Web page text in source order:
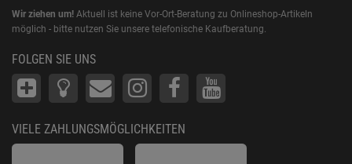
Wir ziehen um! Aktuell ist keine Vor-Ort-Beratung zu Onlineshop-Artikeln
möglich - bitte nutzen Sie unsere telefonische Kaufberatung.
FOLGEN SIE UNS
VIELE ZAHLUNGSMÖGLICHKEITEN